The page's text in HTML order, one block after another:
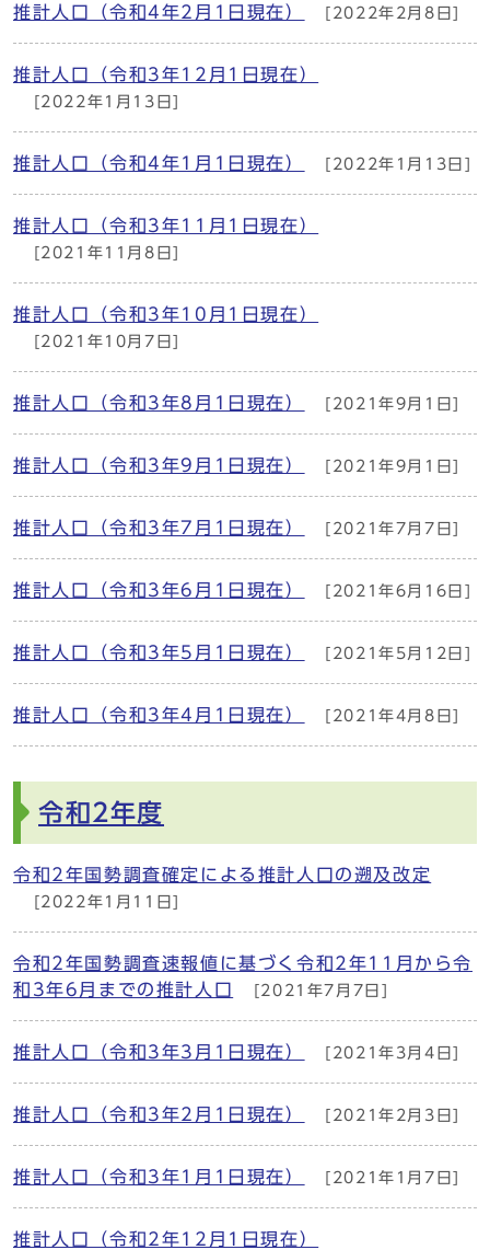
推計人口（令和4年2月1日現在） [2022年2月8日]
推計人口（令和3年12月1日現在）
[2022年1月13日]
推計人口（令和4年1月1日現在） [2022年1月13日]
推計人口（令和3年11月1日現在）
[2021年11月8日]
推計人口（令和3年10月1日現在）
[2021年10月7日]
推計人口（令和3年8月1日現在） [2021年9月1日]
推計人口（令和3年9月1日現在） [2021年9月1日]
推計人口（令和3年7月1日現在） [2021年7月7日]
推計人口（令和3年6月1日現在） [2021年6月16日]
推計人口（令和3年5月1日現在） [2021年5月12日]
推計人口（令和3年4月1日現在） [2021年4月8日]
令和2年度
令和2年国勢調査確定による推計人口の遡及改定
[2022年1月11日]
令和2年国勢調査速報値に基づく令和2年11月から令
和3年6月までの推計人口
[2021年7月7日]
推計人口（令和3年3月1日現在） [2021年3月4日]
推計人口（令和3年2月1日現在） [2021年2月3日]
推計人口（令和3年1月1日現在） [2021年1月7日]
推計人口（令和2年12月1日現在）